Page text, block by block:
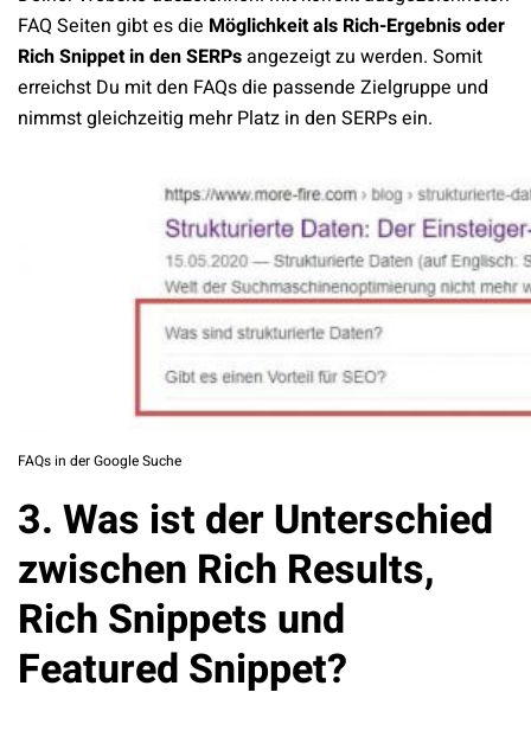
FAQ Seiten gibt es die Möglichkeit als Rich-Ergebnis oder
Rich Snippet in den SERPsangezeigt zu werden. Somit
erreichst Du mit den FAQs die passende Zielgruppe und
nimmst gleichzeitig mehr Platz in den SERPs ein.
FAQs in der Google Suche
3. Was ist der Unterschied
zwischen Rich Results,
Rich Snippets und
Featured Snippet?